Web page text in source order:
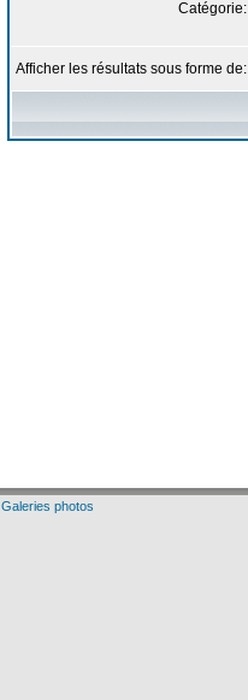
Catégorie:
Afficher les résultats sous forme de:
Galeries photos